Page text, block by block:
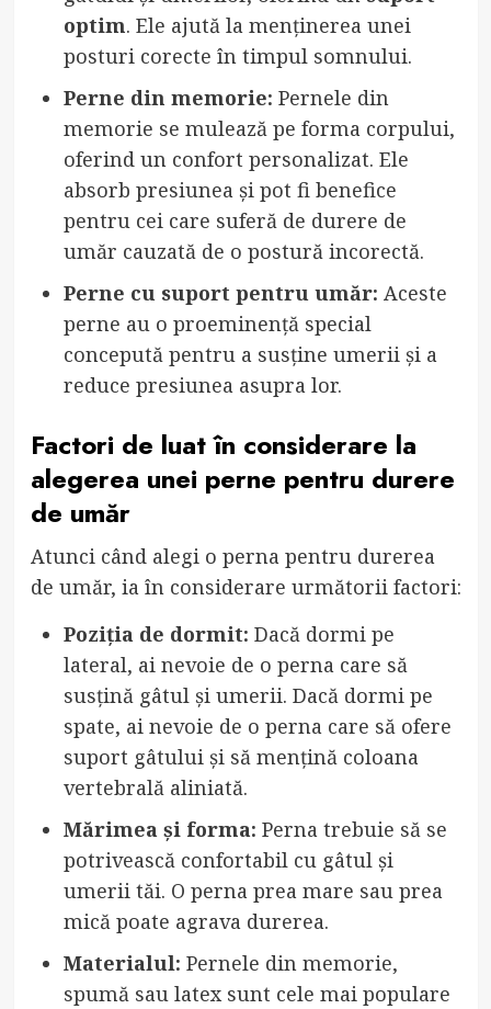
optim. Ele ajută la menținerea unei
posturi corecte în timpul somnului.
Perne din memorie: Pernele din
memorie se mulează pe forma corpului,
oferind un confort personalizat. Ele
absorb presiunea și pot fi benefice
pentru cei care suferă de durere de
umăr cauzată de o postură incorectă.
Perne cu suport pentru umăr: Aceste
perne au o proeminență special
concepută pentru a susține umerii și a
reduce presiunea asupra lor.
Factori de luat în considerare la
alegerea unei perne pentru durere
de umăr
Atunci când alegi o perna pentru durerea
de umăr, ia în considerare următorii factori:
Poziția de dormit: Dacă dormi pe
lateral, ai nevoie de o perna care să
susțină gâtul și umerii. Dacă dormi pe
spate, ai nevoie de o perna care să ofere
suport gâtului și să mențină coloana
vertebrală aliniată.
Mărimea și forma: Perna trebuie să se
potrivească confortabil cu gâtul și
umerii tăi. O perna prea mare sau prea
mică poate agrava durerea.
Materialul: Pernele din memorie,
spumă sau latex sunt cele mai populare